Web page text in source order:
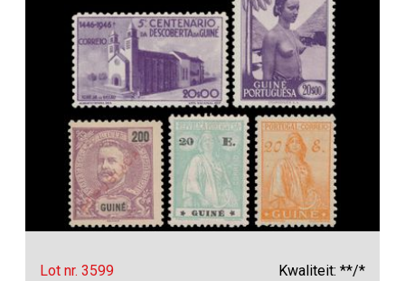
Lot nr. 3599 Kwaliteit: **/*